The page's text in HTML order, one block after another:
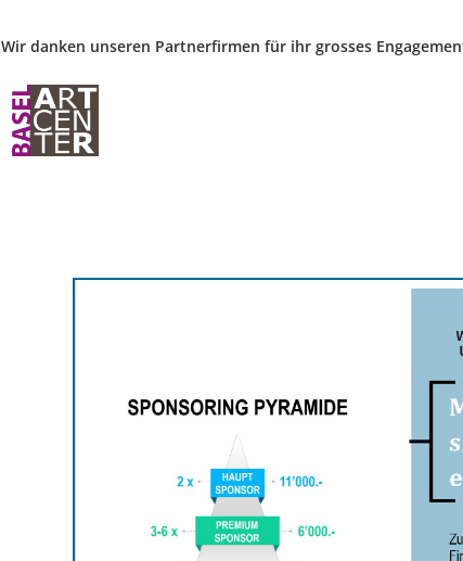
Wir danken unseren Partnerfirmen für ihr grosses